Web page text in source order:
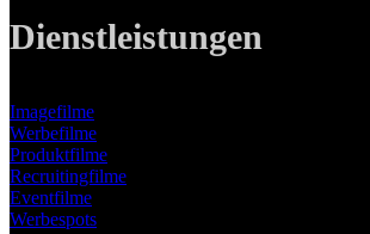
Dienstleistungen
Imagefilme
Werbefilme
Produktfilme
Recruitingfilme
Eventfilme
Werbespots